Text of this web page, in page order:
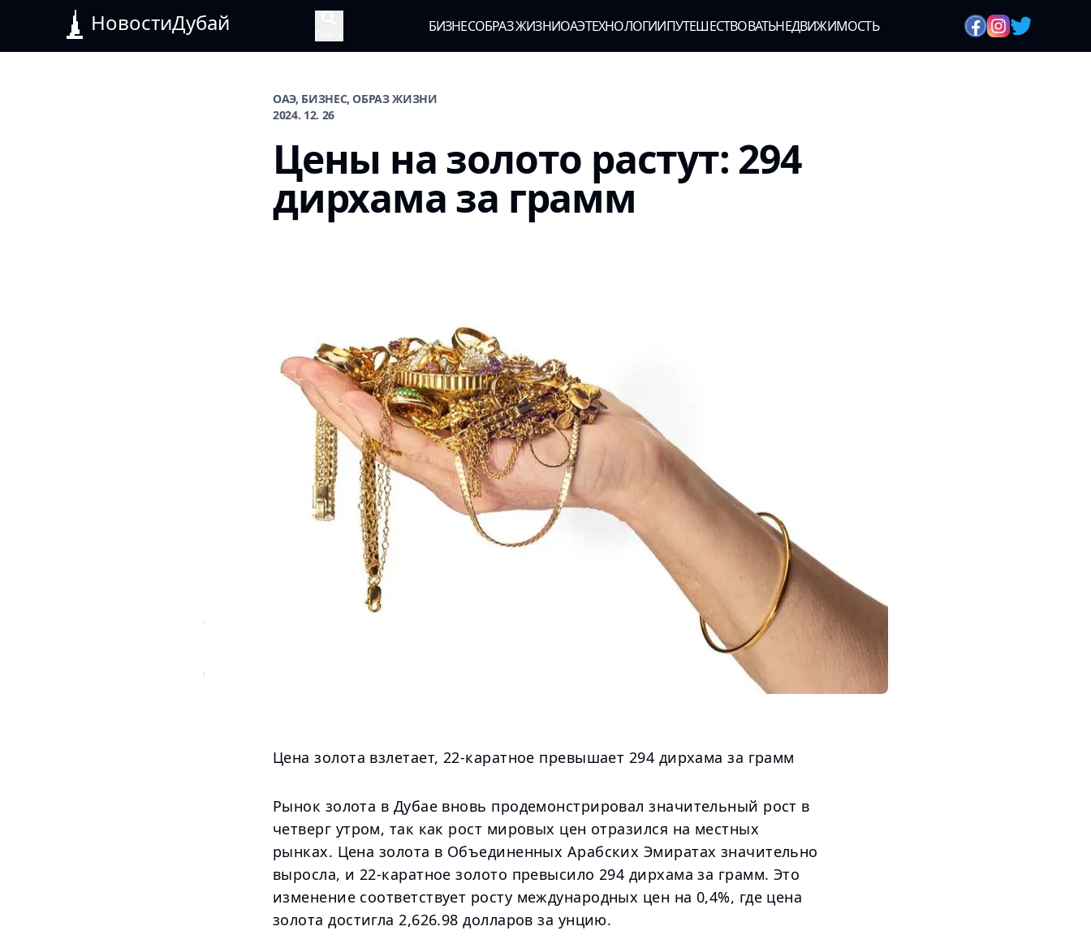
НовостиДубай БИЗНЕСОБРАЗ ЖИЗНИОАЭТЕХНОЛОГИИПУТЕШЕСТВОВАТЬНЕДВИЖИМОСТЬ
ОАЭ, БИЗНЕС, ОБРАЗ ЖИЗНИ
2024. 12. 26
Цены на золото растут: 294
дирхама за грамм
Цена золота взлетает, 22-каратное превышает 294 дирхама за грамм
Рынок золота в Дубае вновь продемонстрировал значительный рост в
четверг утром, так как рост мировых цен отразился на местных
рынках. Цена золота в Объединенных Арабских Эмиратах значительно
выросла, и 22-каратное золото превысило 294 дирхама за грамм. Это
изменение соответствует росту международных цен на 0,4%, где цена
золота достигла 2,626.98 долларов за унцию.